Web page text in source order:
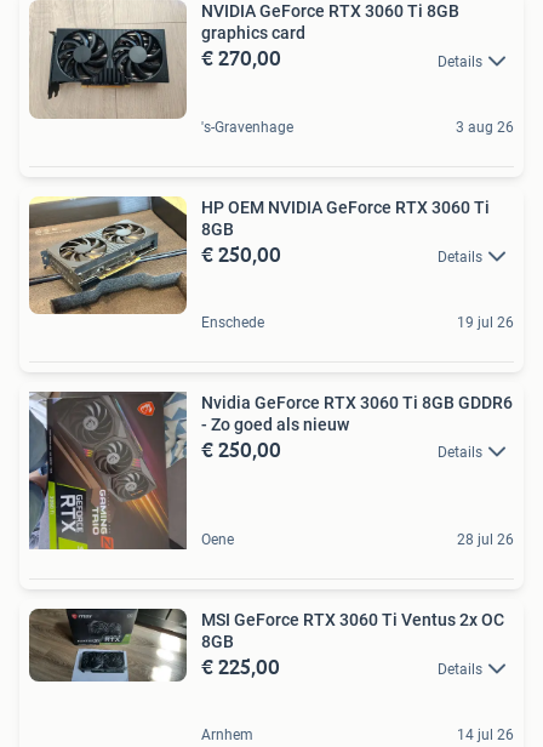
NVIDIA GeForce RTX 3060 Ti 8GB
graphics card
€ 270,00 Details
's-Gravenhage 3 aug 26
HP OEM NVIDIA GeForce RTX 3060 Ti
8GB
€ 250,00 Details
Enschede 19 jul 26
Nvidia GeForce RTX 3060 Ti 8GB GDDR6
- Zo goed als nieuw
€ 250,00 Details
Oene 28 jul 26
MSI GeForce RTX 3060 Ti Ventus 2x OC
8GB
€ 225,00 Details
Arnhem 14 jul 26